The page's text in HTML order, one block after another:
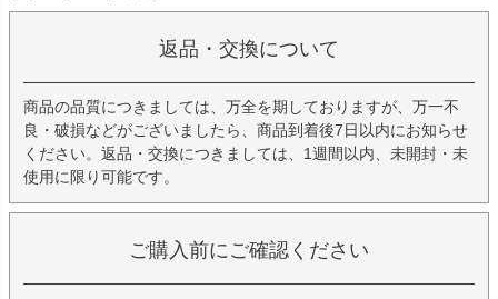
返品・交換について
商品の品質につきましては、万全を期しておりますが、万一不
良・破損などがございましたら、商品到着後7日以内にお知らせ
ください。返品・交換につきましては、1週間以内、未開封・未
使用に限り可能です。
ご購入前にご確認ください